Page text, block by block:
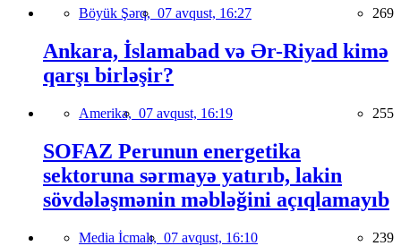
Böyük Şərq, 07 avqust, 16:27 269
Ankara, İslamabad və Ər-Riyad kimə
qarşı birləşir?
Amerika, 07 avqust, 16:19 255
SOFAZ Perunun energetika
sektoruna sərmayə yatırıb, lakin
sövdələşmənin məbləğini açıqlamayıb
Media İcmalı, 07 avqust, 16:10 239